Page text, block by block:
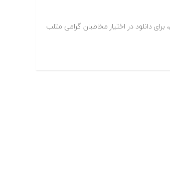
برای دانلود در اختیار مخاطبان گرامی متلب